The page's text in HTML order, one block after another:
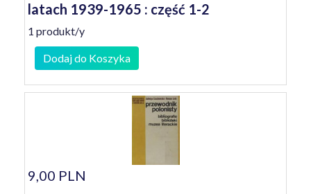
latach 1939-1965 : część 1-2
1 produkt/y
Dodaj do Koszyka
9,00 PLN